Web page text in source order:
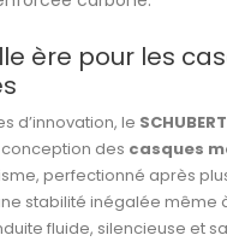
ère pour les
d’innovation, le
des casques
perfectionné après
stabilité inégalée même
fluide, silencieuse et